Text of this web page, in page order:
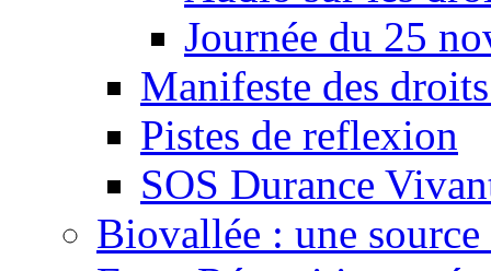
Journée du 25
Manifeste des
Pistes de reflexion
SOS Durance
Biovallée : une